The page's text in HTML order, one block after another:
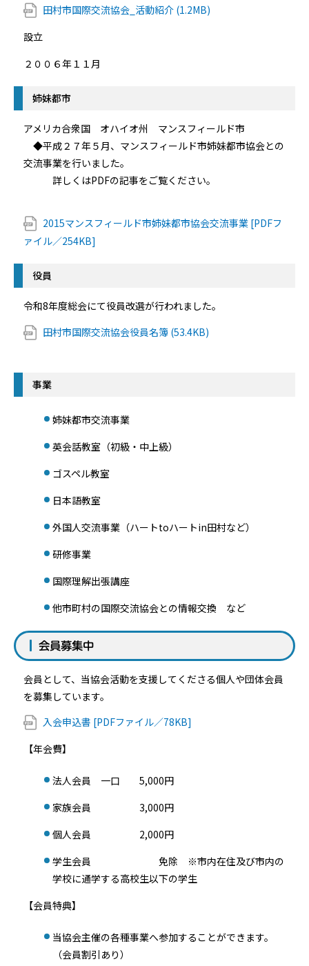
田村市国際交流協会_活動紹介 (1.2MB)
設立
２００６年１１月
姉妹都市
アメリカ合衆国 オハイオ州 マンスフィールド市
◆平成２７年５月、マンスフィールド市姉妹都市協会との
交流事業を行いました。
詳しくはPDFの記事をご覧ください。
2015マンスフィールド市姉妹都市協会交流事業 [PDFフ
ァイル／254KB]
役員
令和8年度総会にて役員改選が行われました。
田村市国際交流協会役員名簿 (53.4KB)
事業
姉妹都市交流事業
英会話教室（初級・中上級）
ゴスペル教室
日本語教室
外国人交流事業（ハートtoハートin田村など）
研修事業
国際理解出張講座
他市町村の国際交流協会との情報交換 など
会員募集中
会員として、当協会活動を支援してくださる個人や団体会員
を募集しています。
入会申込書 [PDFファイル／78KB]
【年会費】
法人会員 一口 5,000円
家族会員 3,000円
個人会員 2,000円
学生会員 免除 ※市内在住及び市内の
学校に通学する高校生以下の学生
【会員特典】
当協会主催の各種事業へ参加することができます。
（会員割引あり）